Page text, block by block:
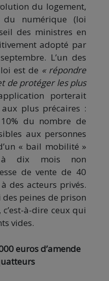
du logement,
du numérique (loi
des ministres en
adopté par
L’un des
est de « répondre
de protéger les plus
porterait
plus précaires :
du nombre de
aux personnes
« bail mobilité »
à dix mois non
de vente de 40
des acteurs privés.
peines de prison
à-dire ceux qui
vides.
euros d’amende